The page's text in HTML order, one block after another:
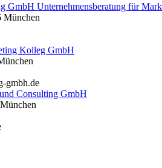
GmbH Unternehmensberatung für
München
Kolleg GmbH
gmbh.de
Consulting GmbH